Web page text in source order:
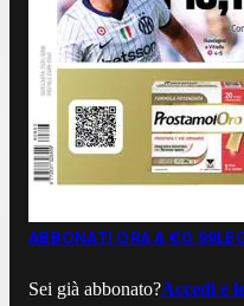
ABBONATI ORA A €0,99
Sei già abbonato?Accedi e